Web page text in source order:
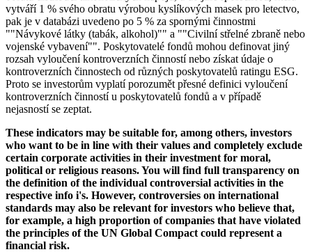
vytváří 1 % svého obratu výrobou kyslíkových masek pro letectvo,
pak je v databázi uvedeno po 5 % za spornými činnostmi
""Návykové látky (tabák, alkohol)"" a ""Civilní střelné zbraně nebo
vojenské vybavení"". Poskytovatelé fondů mohou definovat jiný
rozsah vyloučení kontroverzních činností nebo získat údaje o
kontroverzních činnostech od různých poskytovatelů ratingu ESG.
Proto se investorům vyplatí porozumět přesné definici vyloučení
kontroverzních činností u poskytovatelů fondů a v případě
nejasností se zeptat.
These indicators may be suitable for, among others, investors
who want to be in line with their values and completely exclude
certain corporate activities in their investment for moral,
political or religious reasons. You will find full transparency on
the definition of the individual controversial activities in the
respective info i's. However, controversies on international
standards may also be relevant for investors who believe that,
for example, a high proportion of companies that have violated
the principles of the UN Global Compact could represent a
financial risk.